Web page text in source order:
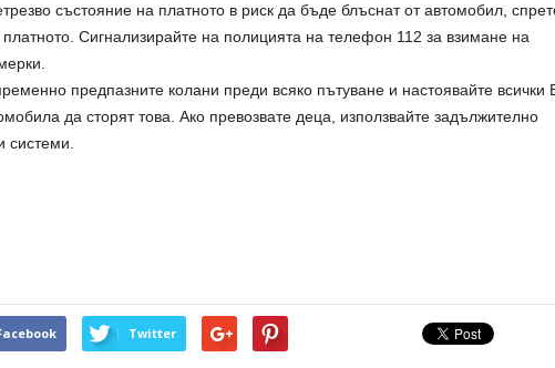
състояние на платното в риск да бъде блъснат от автомобил,
платното. Сигнализирайте на полицията на телефон 112 за взимане на
предпазните колани преди всяко пътуване и настоявайте всички
да сторят това. Ако превозвате деца, използвайте задължително
системи.
Twitter